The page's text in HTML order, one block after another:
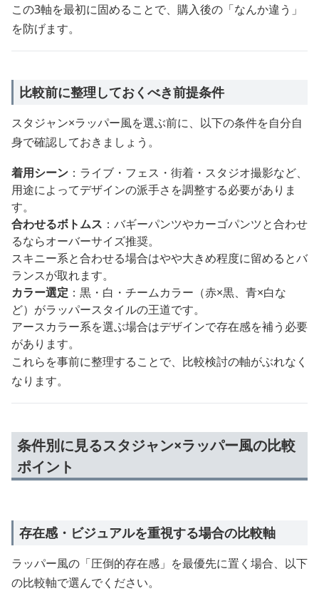
この3軸を最初に固めることで、購入後の「なんか違う」
を防げます。
比較前に整理しておくべき前提条件
スタジャン×ラッパー風を選ぶ前に、以下の条件を自分自
身で確認しておきましょう。
着用シーン ：ライブ・フェス・街着・スタジオ撮影など、
用途によってデザインの派手さを調整する必要がありま
す。
合わせるボトムス ：バギーパンツやカーゴパンツと合わせ
るならオーバーサイズ推奨。
スキニー系と合わせる場合はやや大きめ程度に留めるとバ
ランスが取れます。
カラー選定 ：黒・白・チームカラー（赤×黒、青×白な
ど）がラッパースタイルの王道です。
アースカラー系を選ぶ場合はデザインで存在感を補う必要
があります。
これらを事前に整理することで、比較検討の軸がぶれなく
なります。
条件別に見るスタジャン×ラッパー風の比較
ポイント
存在感・ビジュアルを重視する場合の比較軸
ラッパー風の「圧倒的存在感」を最優先に置く場合、以下
の比較軸で選んでください。